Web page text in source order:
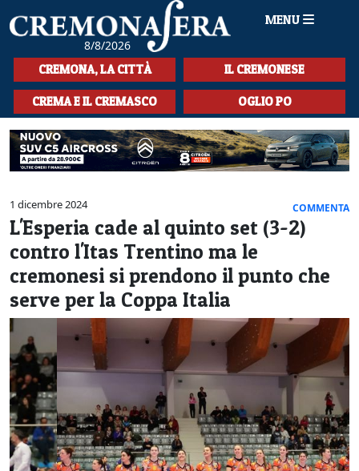
8/8/2026
MENU
HOME
CRONACA
SPORT
LA MUSICA
CULTURA
LA STORIA
L'EDITORIALE
SEZIONI
CERCA
CREMONA, LA CITTÀ IL CREMONESE
CREMA E IL CREMASCO OGLIO PO
1 dicembre 2024 COMMENTA
L'Esperia cade al quinto set (3-2)
contro l'Itas Trentino ma le
cremonesi si prendono il punto che
serve per la Coppa Italia